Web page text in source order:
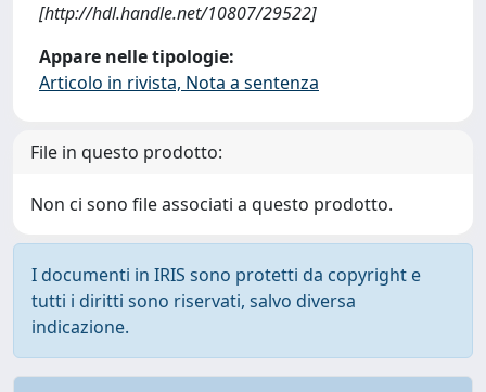
[http://hdl.handle.net/10807/29522]
Appare nelle tipologie:
Articolo in rivista, Nota a sentenza
File in questo prodotto:
Non ci sono file associati a questo prodotto.
I documenti in IRIS sono protetti da copyright e
tutti i diritti sono riservati, salvo diversa
indicazione.